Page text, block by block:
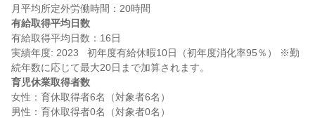
有給取得平均日数
有給取得平均日数：16日
実績年度: 2023   初年度有給休暇10日（初年度消化率95％） ※勤
育児休業取得者数
女性：育休取得者6名（対象者6名）
男性：育休取得者0名（対象者0名）